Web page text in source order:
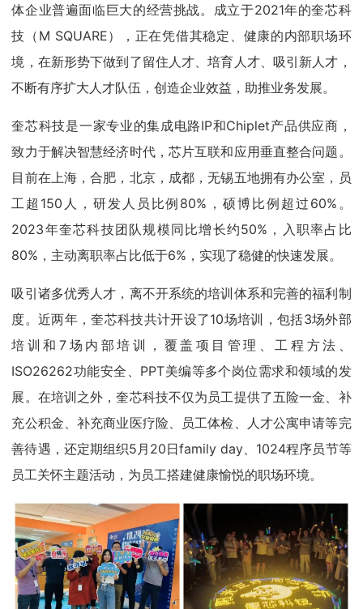
体企业普遍面临巨大的经营挑战。成立于2021年的奎芯科
技（M SQUARE），正在凭借其稳定、健康的内部职场环
境，在新形势下做到了留住人才、培育人才、吸引新人才，
不断有序扩大人才队伍，创造企业效益，助推业务发展。
奎芯科技是一家专业的集成电路IP和Chiplet产品供应商，
致力于解决智慧经济时代，芯片互联和应用垂直整合问题。
目前在上海，合肥，北京，成都，无锡五地拥有办公室，员
工超150人，研发人员比例80%，硕博比例超过60%。
2023年奎芯科技团队规模同比增长约50%，入职率占比
80%，主动离职率占比低于6%，实现了稳健的快速发展。
吸引诸多优秀人才，离不开系统的培训体系和完善的福利制
度。近两年，奎芯科技共计开设了10场培训，包括3场外部
培训和7场内部培训，覆盖项目管理、工程方法、
ISO26262功能安全、PPT美编等多个岗位需求和领域的发
展。在培训之外，奎芯科技不仅为员工提供了五险一金、补
充公积金、补充商业医疗险、员工体检、人才公寓申请等完
善待遇，还定期组织5月20日family day、1024程序员节等
员工关怀主题活动，为员工搭建健康愉悦的职场环境。